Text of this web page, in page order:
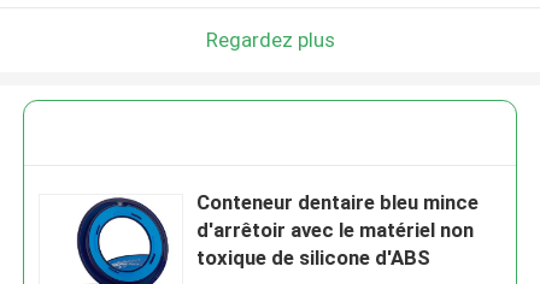
Regardez plus
Conteneur dentaire bleu mince
d'arrêtoir avec le matériel non
toxique de silicone d'ABS